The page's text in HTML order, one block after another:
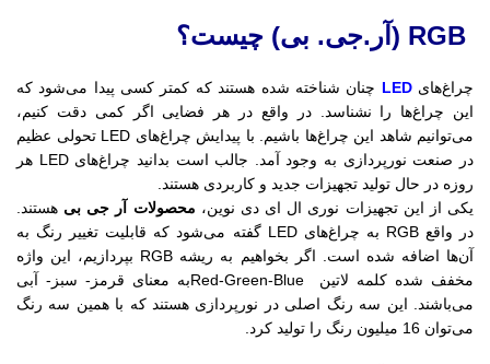
چراغ‌هایLED چنان شناخته شده هستند که کمتر کسی پیدا می‌‍‌شود که
این چراغ‌ها را نشناسد. در واقع در هر فضایی اگر کمی دقت کنیم،
می‌توانیم شاهد این چراغ‌ها باشیم. با پیدایش چراغ‌های LED تحولی عظیم
در صنعت نورپردازی به وجود آمد. جالب است بدانید چراغ‌های LED هر
روزه در حال تولید تجهیزات جدید و کاربردی هستند.
یکی از این تجهیزات نوری ال ای دی نوین، محصولات آر جی بی هستند.
در واقع RGB به چراغ‌های LED گفته می‌شود که قابلیت تغییر رنگ به
آن‌ها اضافه شده است. اگر بخواهیم به ریشه RGB بپردازیم، این واژه
مخفف شده کلمه لاتین Red-Green-Blueبه معنای قرمز- سبز- آبی
می‌باشند. این سه رنگ اصلی در نورپردازی هستند که با همین سه رنگ
می‌توان 16 میلیون رنگ را تولید کرد.